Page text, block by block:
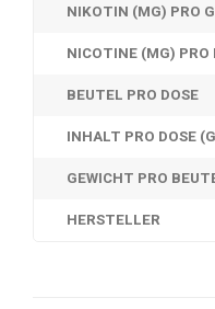
NIKOTIN (MG) PRO
NICOTINE (MG) PRO
BEUTEL PRO DOSE
INHALT PRO DOSE
GEWICHT PRO
HERSTELLER